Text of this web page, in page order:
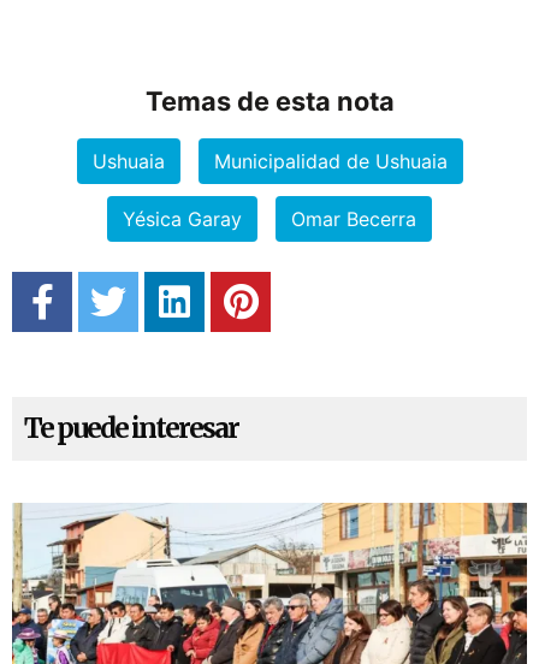
Temas de esta nota
Ushuaia Municipalidad de Ushuaia
Yésica Garay Omar Becerra
Te puede interesar